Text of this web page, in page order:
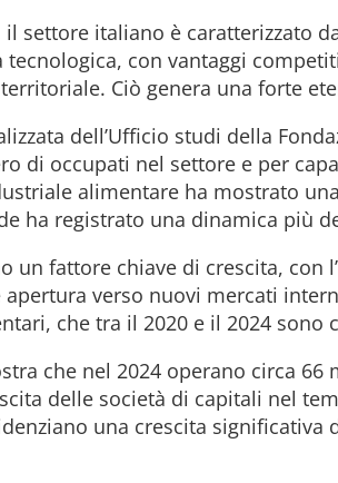
settore italiano è caratterizzato
con vantaggi
Ciò genera una forte
dell’Ufficio studi della
di occupati nel settore e per
alimentare ha mostrato
ha registrato una dinamica più
un fattore chiave di crescita,
apertura verso nuovi mercati
che tra il 2020 e il 2024
che nel 2024 operano circa
delle società di capitali nel
una crescita